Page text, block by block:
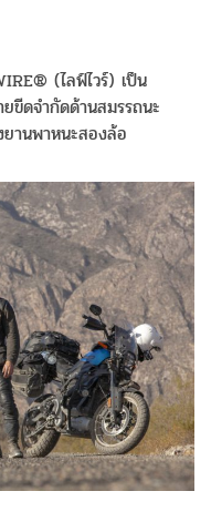
(ไลฟ์ไวร์) เป็น
ขีดจำกัดด้านสมรรถนะ
ยานพาหนะสองล้อ